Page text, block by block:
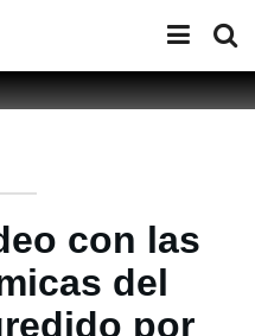
con las
del
por